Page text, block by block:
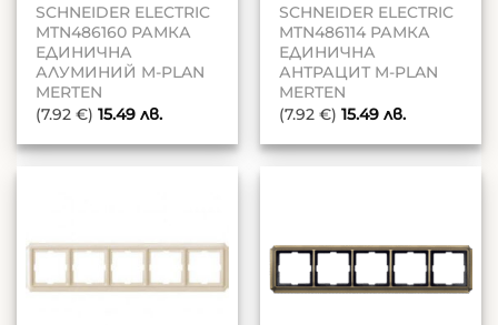
SCHNEIDER ELECTRIC
MTN486160 РАМКА
ЕДИНИЧНА
АЛУМИНИЙ M-PLAN
MERTEN
(7.92 €) 15.49лв.
SCHNEIDER ELECTRIC
MTN486114 РАМКА
ЕДИНИЧНА
АНТРАЦИТ M-PLAN
MERTEN
(7.92 €) 15.49лв.